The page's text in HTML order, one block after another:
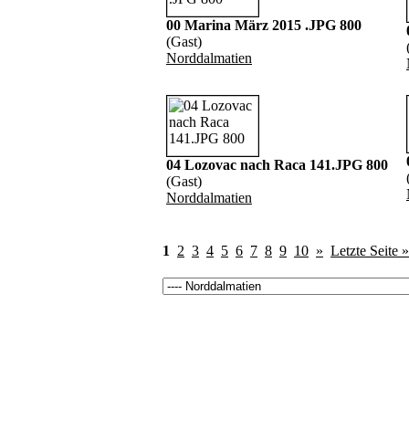
00 Marina März 2015 .JPG 800
(Gast)
Norddalmatien
04 Lozovac nach Raca 141.JPG 800
(Gast)
Norddalmatien
1 2 3 4 5 6 7 8 9 10 » Letzte Seite »